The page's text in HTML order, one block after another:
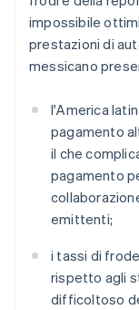
Stripe
Scopri
Guarda
impossibile
prestazioni di
messicano
l'America
pagamento
il che
pagamento
emittenti;
i tassi di
rispetto agli
difficoltoso